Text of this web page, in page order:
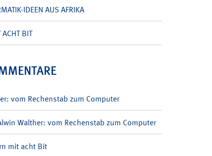
IDEEN AUS AFRIKA
BIT
vom Rechenstab zum Computer
Walther: vom Rechenstab zum Computer
mit acht Bit